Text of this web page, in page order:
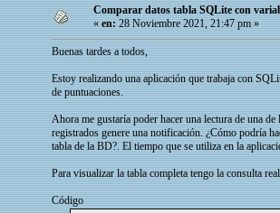
Comparar datos tabla SQLite con
«en:28 Noviembre 2021, 21:47 pm »
Buenas tardes a todos,
Estoy realizando una aplicación que trabaja con
de puntuaciones.
Ahora me gustaría poder hacer una lectura de una
registrados genere una notificación. ¿Cómo podría
tabla de la BD?. El tiempo que se utiliza en la
Para visualizar la tabla completa tengo la consulta
Código